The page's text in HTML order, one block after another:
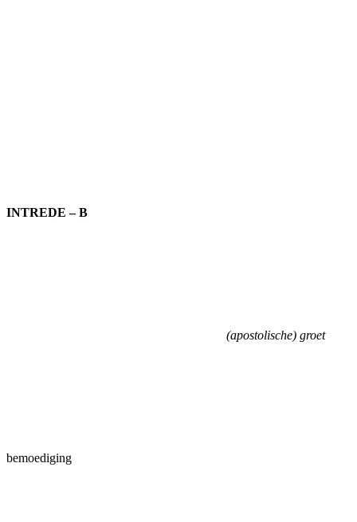
INTREDE – B
(apostolische) groet
bemoediging